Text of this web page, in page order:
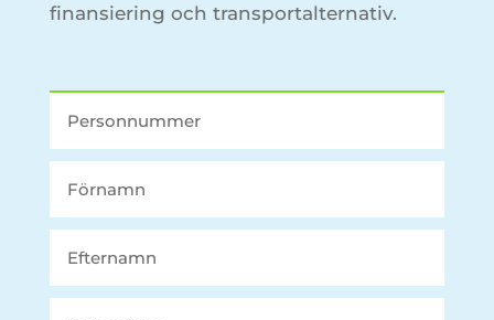
finansiering och transportalternativ.